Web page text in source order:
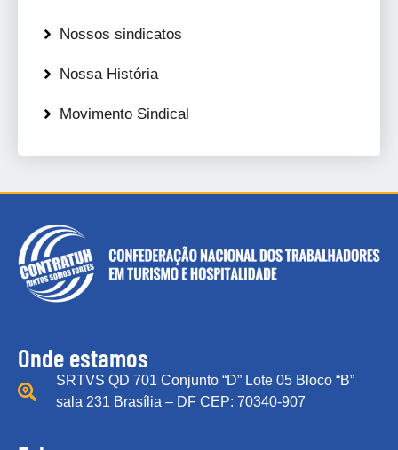
Nossos sindicatos
Nossa História
Movimento Sindical
Onde estamos
SRTVS QD 701 Conjunto “D” Lote 05 Bloco “B”
sala 231 Brasília – DF CEP: 70340-907